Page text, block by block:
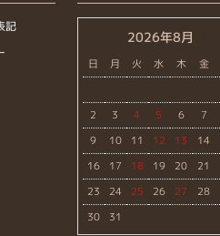
記
2026年8月
日 月 火 水 木 金
2
3 4 5 6 7
9
10 11 12 13 14
16
17 18 19 20 21
23
24 25 26 27 28
30
31